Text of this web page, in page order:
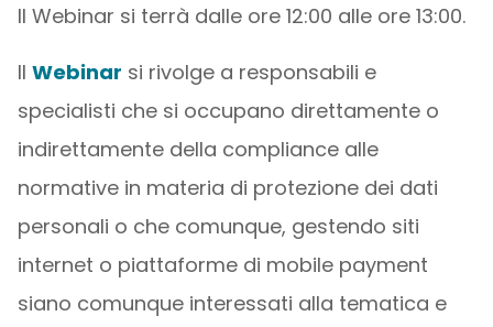
Il Webinar si terrà dalle ore 12:00 alle ore 13:00.
ll Webinar si rivolge a responsabili e
specialisti che si occupano direttamente o
indirettamente della compliance alle
normative in materia di protezione dei dati
personali o che comunque, gestendo siti
internet o piattaforme di mobile payment
siano comunque interessati alla tematica e